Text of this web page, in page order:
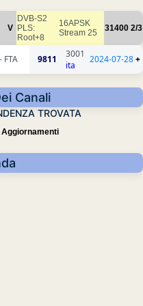
V
DVB-S2
PLS:
Root+8
16APSK
Stream 25
31400 2/3
FTA 9811
3001
ita
2024-07-28+
Canali
TROVATA
Aggiornamenti